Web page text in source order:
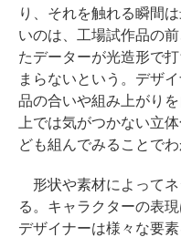
り、それを触れる瞬間
いのは、工場試作品の
たデーターが光造形で
まらないという。デザ
品の合いや組み上がり
上では気がつかない立
ども組んでみることでわ
形状や素材によってネ
る。キャラクターの表
デザイナーは様々な要